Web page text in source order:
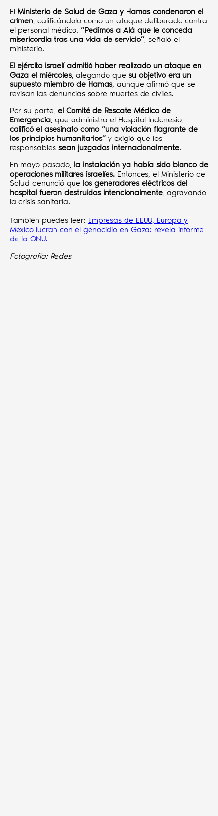
El Ministerio de Salud de Gaza y Hamas condenaron el
crimen, calificándolo como un ataque deliberado contra
el personal médico. “Pedimos a Alá que le conceda
misericordia tras una vida de servicio”, señaló el
ministerio.
El ejército israelí admitió haber realizado un ataque en
Gaza el miércoles, alegando que su objetivo era un
supuesto miembro de Hamas, aunque afirmó que se
revisan las denuncias sobre muertes de civiles.
Por su parte, el Comité de Rescate Médico de
Emergencia, que administra el Hospital Indonesio,
calificó el asesinato como “una violación flagrante de
los principios humanitarios” y exigió que los
responsables sean juzgados internacionalmente.
En mayo pasado, la instalación ya había sido blanco de
operaciones militares israelíes. Entonces, el Ministerio de
Salud denunció que los generadores eléctricos del
hospital fueron destruidos intencionalmente, agravando
la crisis sanitaria.
También puedes leer: Empresas de EEUU, Europa y
México lucran con el genocidio en Gaza: revela informe
de la ONU.
Fotografía: Redes